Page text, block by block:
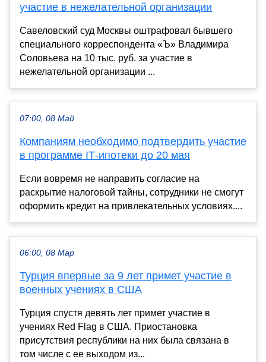
участие в нежелательной организации
Савеловский суд Москвы оштрафовал бывшего
специального корреспондента «Ъ» Владимира
Соловьева на 10 тыс. руб. за участие в
нежелательной организации ...
07:00, 08 Май
Компаниям необходимо подтвердить участие
в программе IТ-ипотеки до 20 мая
Если вовремя не направить согласие на
раскрытие налоговой тайны, сотрудники не смогут
оформить кредит на привлекательных условиях....
06:00, 08 Мар
Турция впервые за 9 лет примет участие в
военных учениях в США
Турция спустя девять лет примет участие в
учениях Red Flag в США. Приостановка
присутствия республики на них была связана в
том числе с ее выходом из...